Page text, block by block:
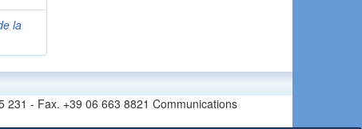
la
231 - Fax. +39 06 663 8821 Communications